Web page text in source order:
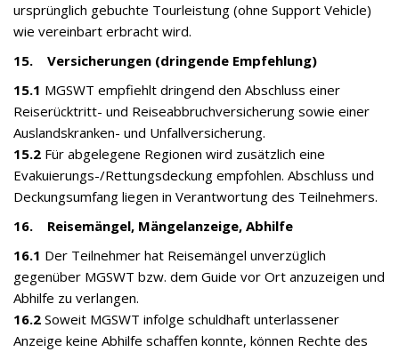
ursprünglich gebuchte Tourleistung (ohne Support Vehicle)
wie vereinbart erbracht wird.
15. Versicherungen (dringende Empfehlung)
15.1 MGSWT empfiehlt dringend den Abschluss einer
Reiserücktritt- und Reiseabbruchversicherung sowie einer
Auslandskranken- und Unfallversicherung.
15.2 Für abgelegene Regionen wird zusätzlich eine
Evakuierungs-/Rettungsdeckung empfohlen. Abschluss und
Deckungsumfang liegen in Verantwortung des Teilnehmers.
16. Reisemängel, Mängelanzeige, Abhilfe
16.1 Der Teilnehmer hat Reisemängel unverzüglich
gegenüber MGSWT bzw. dem Guide vor Ort anzuzeigen und
Abhilfe zu verlangen.
16.2 Soweit MGSWT infolge schuldhaft unterlassener
Anzeige keine Abhilfe schaffen konnte, können Rechte des